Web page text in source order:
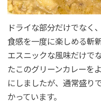
ドライな部分だけでなく
食感を一度に楽しめる斬
エスニックな風味だけで
たこのグリーンカレーを
にしましたが、通常盛り
かっています。